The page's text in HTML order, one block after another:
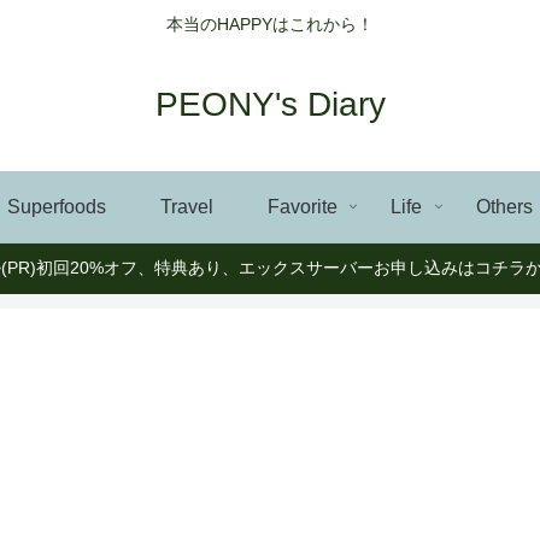
本当のHAPPYはこれから！
PEONY's Diary
Superfoods Travel Favorite Life Others
初回20%オフ、特典あり、エックスサーバーお申し込みはコチラ